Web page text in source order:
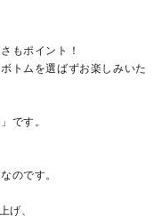
もポイント！
トムを選ばずお楽しみいた
です。
のです。
げ、